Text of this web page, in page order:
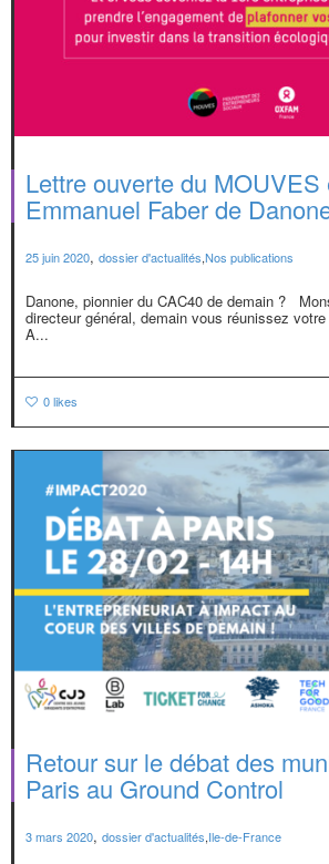
Lettre ouverte du MOUVES
Emmanuel Faber de
25 juin 2020, dossier d'actualités,Nos publications
Danone, pionnier du CAC40 de demain ?
directeur général, demain vous réunissez
A...
0likes
Retour sur le débat des
Paris au Ground Control
3 mars 2020, dossier d'actualités,Ile-de-France